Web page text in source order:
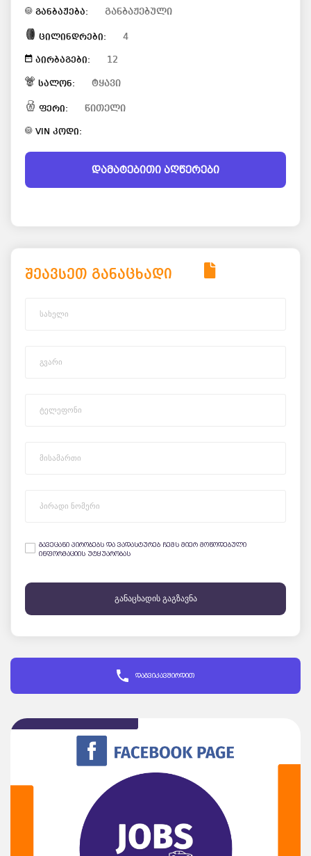
განბაჟება: განბაჟებული
ცილინდრები: 4
აირბაგები: 12
სალონ: ტყავი
ფერი: წითელი
VIN კოდი:
დამატებითი აღწერები
შეავსეთ განაცხადი
გავეცანი პირობებს და ვადასტურებ ჩემს მიერ მოწოდებული
ინფორმაციის უტყუარობას
განაცხადის გაგზავნა
დაგვიკავშირდით